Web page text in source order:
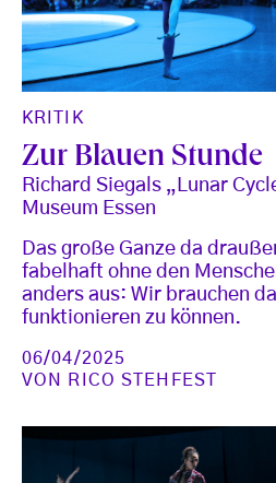
KRITIK
Zur Blauen Stunde
Richard Siegals „Lunar
Museum Essen
Das große Ganze da
fabelhaft ohne den
anders aus: Wir brauchen
funktionieren zu können.
06/04/2025
VON
RICO STEHFEST